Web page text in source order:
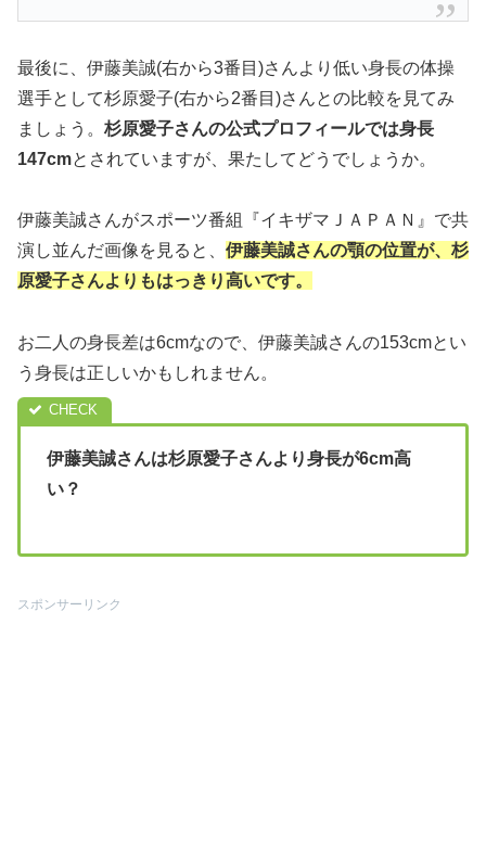
最後に、伊藤美誠(右から3番目)さんより低い身長の体操
選手として杉原愛子(右から2番目)さんとの比較を見てみ
ましょう。 杉原愛子さんの公式プロフィールでは身長
147cmとされていますが、果たしてどうでしょうか。
伊藤美誠さんがスポーツ番組『イキザマＪＡＰＡＮ』で共
演し並んだ画像を見ると、 伊藤美誠さんの顎の位置が、杉
原愛子さんよりもはっきり高いです。
お二人の身長差は6cmなので、伊藤美誠さんの153cmとい
う身長は正しいかもしれません。
伊藤美誠さんは杉原愛子さんより身長が6cm高
い？
スポンサーリンク